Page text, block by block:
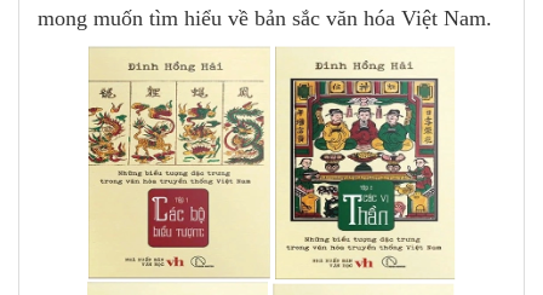
mong muốn tìm hiểu về bản sắc văn hóa Việt Nam.